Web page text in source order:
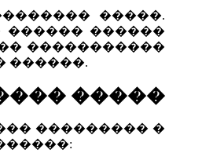
�����.
������ ������
�����������
������.
�����
��������� �